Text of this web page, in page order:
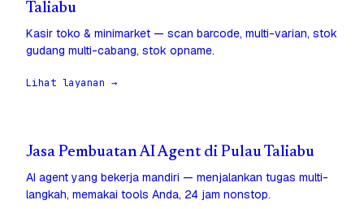
Taliabu
Kasir toko & minimarket — scan barcode, multi-varian, stok
gudang multi-cabang, stok opname.
Lihat layanan →
Jasa Pembuatan AI Agent di Pulau Taliabu
AI agent yang bekerja mandiri — menjalankan tugas multi-
langkah, memakai tools Anda, 24 jam nonstop.